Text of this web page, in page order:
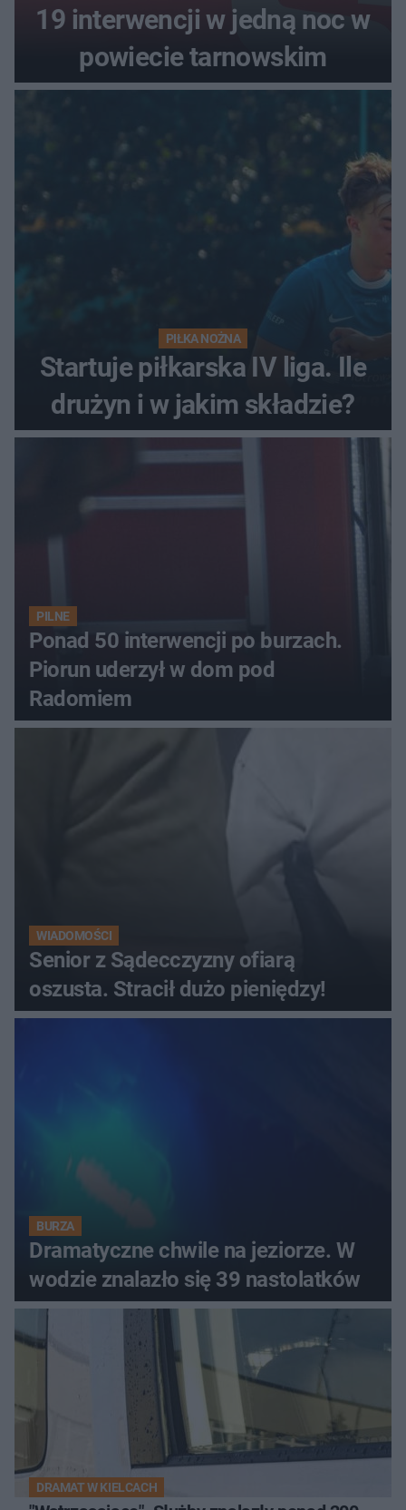
19 interwencji w jedną noc w
powiecie tarnowskim
PIŁKA NOŻNA
Startuje piłkarska IV liga. Ile
drużyn i w jakim składzie?
PILNE
Ponad 50 interwencji po burzach.
Piorun uderzył w dom pod
Radomiem
WIADOMOŚCI
Senior z Sądecczyzny ofiarą
oszusta. Stracił dużo pieniędzy!
BURZA
Dramatyczne chwile na jeziorze. W
wodzie znalazło się 39 nastolatków
DRAMAT W KIELCACH